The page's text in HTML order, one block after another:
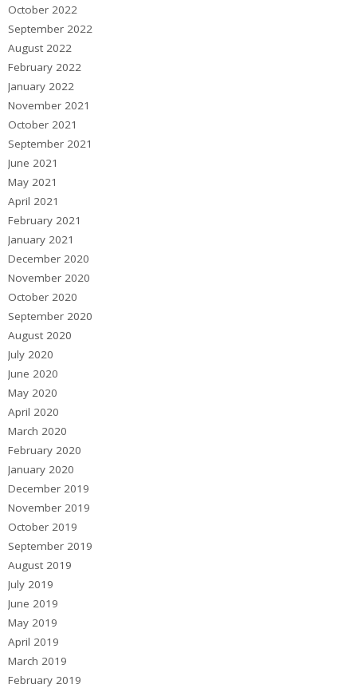
October 2022
September 2022
August 2022
February 2022
January 2022
November 2021
October 2021
September 2021
June 2021
May 2021
April 2021
February 2021
January 2021
December 2020
November 2020
October 2020
September 2020
August 2020
July 2020
June 2020
May 2020
April 2020
March 2020
February 2020
January 2020
December 2019
November 2019
October 2019
September 2019
August 2019
July 2019
June 2019
May 2019
April 2019
March 2019
February 2019